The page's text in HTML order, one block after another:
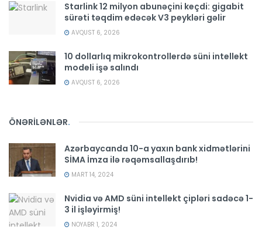
Starlink 12 milyon abunəçini keçdi: gigabit
sürəti təqdim edəcək V3 peykləri gəlir
AVQUST 6, 2026
10 dollarlıq mikrokontrollerdə süni intellekt
modeli işə salındı
AVQUST 6, 2026
ÖNƏRİLƏNLƏR.
Azərbaycanda 10-a yaxın bank xidmətlərini
SİMA İmza ilə rəqəmsallaşdırıb!
MART 14, 2024
Nvidia və AMD süni intellekt çipləri sadəcə 1-
3 il işləyirmiş!
NOYABR 1, 2024